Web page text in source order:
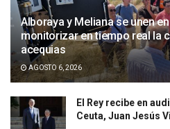
Alboraya y Meliana se unen
monitorizar en tiempo real la
acequias
AGOSTO 6, 2026
El Rey recibe en
Ceuta, Juan Jesús